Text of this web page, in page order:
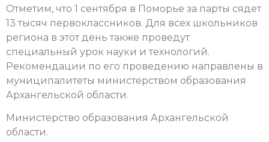
Отметим, что 1 сентября в Поморье за парты сядет
13 тысяч первоклассников. Для всех школьников
региона в этот день также проведут
специальный урок науки и технологий.
Рекомендации по его проведению направлены в
муниципалитеты министерством образования
Архангельской области.
Министерство образования Архангельской
области.